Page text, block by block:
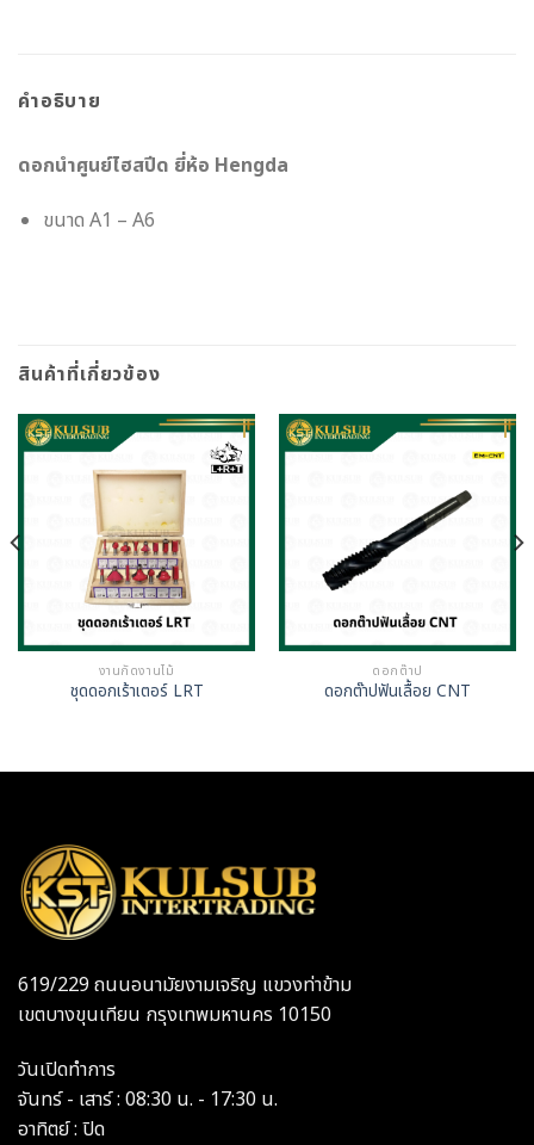
คำอธิบาย
ดอกนำศูนย์ไฮสปีด ยี่ห้อ Hengda
ขนาด A1 – A6
สินค้าที่เกี่ยวข้อง
งานกัดงานไม้
ชุดดอกเร้าเตอร์ LRT
ดอกต๊าป
ดอกต๊าปฟันเลื้อย CNT
619/229 ถนนอนามัยงามเจริญ แขวงท่าข้าม
เขตบางขุนเทียน กรุงเทพมหานคร 10150
วันเปิดทำการ
จันทร์ - เสาร์ : 08:30 น. - 17:30 น.
อาทิตย์ : ปิด